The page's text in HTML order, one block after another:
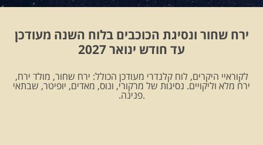
ירח שחור ונסיגת הכוכבים בלוח השנה מעודכן
עד חודש ינואר 2027
לקוראיי היקרים, לוח קלנדרי מעודכן הכולל: ירח שחור, מולד ירח,
ירח מלא וליקויים. נסיגות של מרקורי, ונוס, מאדים, יופיטר, שבתאי
.פנינה.